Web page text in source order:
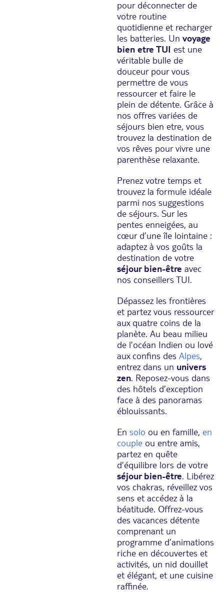
pour déconnecter de
votre routine
quotidienne et recharger
les batteries. Un voyage
bien etre TUI est une
véritable bulle de
douceur pour vous
permettre de vous
ressourcer et faire le
plein de détente. Grâce à
nos offres variées de
séjours bien etre, vous
trouvez la destination de
vos rêves pour vivre une
parenthèse relaxante.
Prenez votre temps et
trouvez la formule idéale
parmi nos suggestions
de séjours. Sur les
pentes enneigées, au
cœur d’une île lointaine :
adaptez à vos goûts la
destination de votre
séjour bien-être avec
nos conseillers TUI.
Dépassez les frontières
et partez vous ressourcer
aux quatre coins de la
planète. Au beau milieu
de l’océan Indien ou lové
aux confins des Alpes,
entrez dans un univers
zen. Reposez-vous dans
des hôtels d’exception
face à des panoramas
éblouissants.
En solo ou en famille, en
couple ou entre amis,
partez en quête
d’équilibre lors de votre
séjour bien-être. Libérez
vos chakras, réveillez vos
sens et accédez à la
béatitude. Offrez-vous
des vacances détente
comprenant un
programme d’animations
riche en découvertes et
activités, un nid douillet
et élégant, et une cuisine
raffinée.